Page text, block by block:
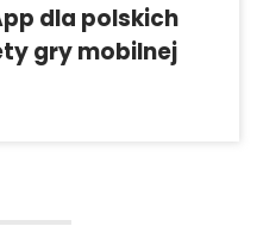
dla polskich
gry mobilnej